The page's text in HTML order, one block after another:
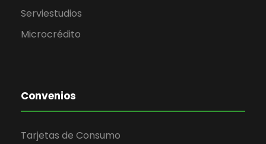
Serviestudios
Microcrédito
Convenios
Tarjetas de Consumo